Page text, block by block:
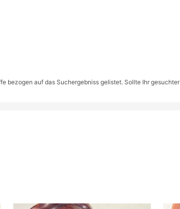
bezogen auf das Suchergebniss gelistet. Sollte Ihr